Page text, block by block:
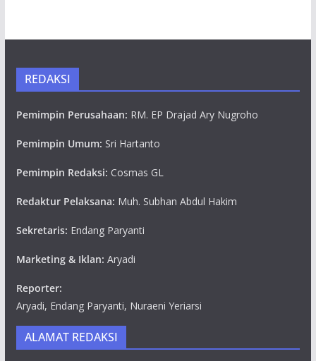
REDAKSI
Pemimpin Perusahaan: RM. EP Drajad Ary Nugroho
Pemimpin Umum: Sri Hartanto
Pemimpin Redaksi: Cosmas GL
Redaktur Pelaksana: Muh. Subhan Abdul Hakim
Sekretaris: Endang Paryanti
Marketing & Iklan: Aryadi
Reporter:
Aryadi, Endang Paryanti, Nuraeni Yeriarsi
ALAMAT REDAKSI